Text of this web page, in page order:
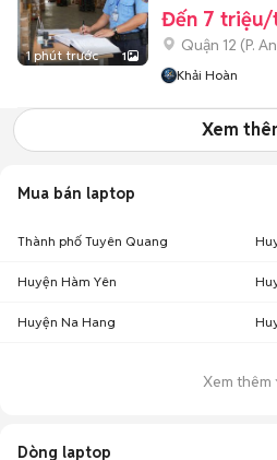
1 phút trước 1
Đến 7 triệu/
Quận 12 (P.
Khải Hoàn
Xem
Mua bán laptop
Thành phố Tuyên Quang
Huyện Hàm Yên
Huyện Na Hang
Xem thêm
Dòng laptop